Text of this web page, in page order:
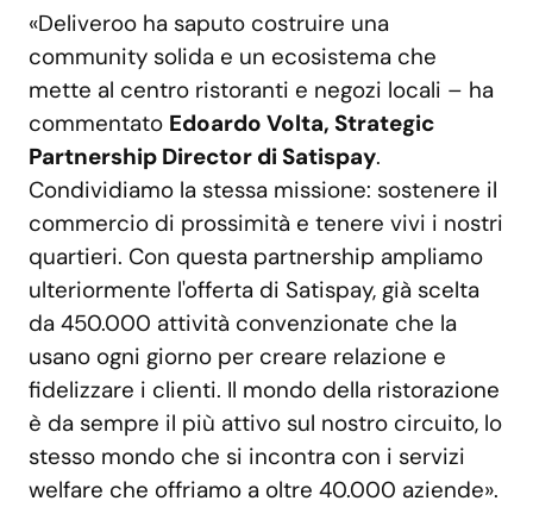
«Deliveroo ha saputo costruire una
community solida e un ecosistema che
mette al centro ristoranti e negozi locali – ha
commentato Edoardo Volta, Strategic
Partnership Director di Satispay.
Condividiamo la stessa missione: sostenere il
commercio di prossimità e tenere vivi i nostri
quartieri. Con questa partnership ampliamo
ulteriormente l'offerta di Satispay, già scelta
da 450.000 attività convenzionate che la
usano ogni giorno per creare relazione e
fidelizzare i clienti. Il mondo della ristorazione
è da sempre il più attivo sul nostro circuito, lo
stesso mondo che si incontra con i servizi
welfare che offriamo a oltre 40.000 aziende».